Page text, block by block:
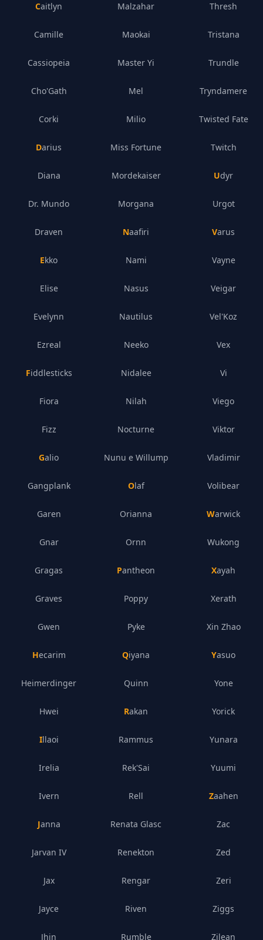
Caitlyn
Camille
Cassiopeia
Cho'Gath
Corki
Darius
Diana
Dr. Mundo
Draven
Ekko
Elise
Evelynn
Ezreal
Fiddlesticks
Fiora
Fizz
Galio
Gangplank
Garen
Gnar
Gragas
Graves
Gwen
Hecarim
Heimerdinger
Hwei
Illaoi
Irelia
Ivern
Janna
Jarvan IV
Jax
Jayce
Jhin
Malzahar
Maokai
Master Yi
Mel
Milio
Miss Fortune
Mordekaiser
Morgana
Naafiri
Nami
Nasus
Nautilus
Neeko
Nidalee
Nilah
Nocturne
Nunu e Willump
Olaf
Orianna
Ornn
Pantheon
Poppy
Pyke
Qiyana
Quinn
Rakan
Rammus
Rek'Sai
Rell
Renata Glasc
Renekton
Rengar
Riven
Rumble
Thresh
Tristana
Trundle
Tryndamere
Twisted Fate
Twitch
Udyr
Urgot
Varus
Vayne
Veigar
Vel'Koz
Vex
Vi
Viego
Viktor
Vladimir
Volibear
Warwick
Wukong
Xayah
Xerath
Xin Zhao
Yasuo
Yone
Yorick
Yunara
Yuumi
Zaahen
Zac
Zed
Zeri
Ziggs
Zilean